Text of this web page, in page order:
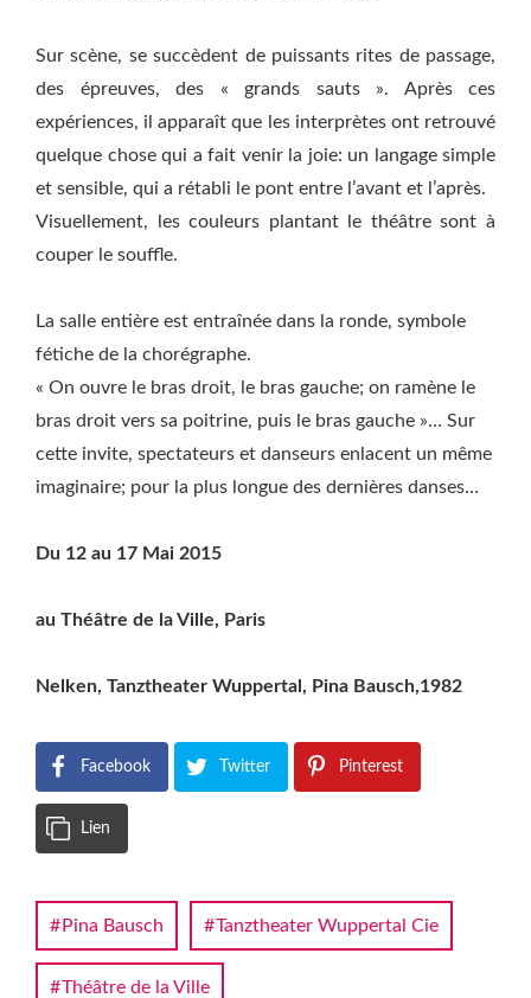
Sur scène, se succèdent de puissants rites de passage,
des épreuves, des « grands sauts ». Après ces
expériences, il apparaît que les interprètes ont retrouvé
quelque chose qui a fait venir la joie: un langage simple
et sensible, qui a rétabli le pont entre l’avant et l’après.
Visuellement, les couleurs plantant le théâtre sont à
couper le souffle.
La salle entière est entraînée dans la ronde, symbole
fétiche de la chorégraphe.
« On ouvre le bras droit, le bras gauche; on ramène le
bras droit vers sa poitrine, puis le bras gauche »… Sur
cette invite, spectateurs et danseurs enlacent un même
imaginaire; pour la plus longue des dernières danses…
Du 12 au 17 Mai 2015
au Théâtre de la Ville, Paris
Nelken, Tanztheater Wuppertal, Pina Bausch,1982
Facebook Twitter Pinterest
Lien
Pina Bausch Tanztheater Wuppertal Cie
Théâtre de la Ville